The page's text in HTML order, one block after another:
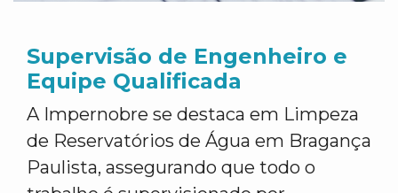
Supervisão de Engenheiro e
Equipe Qualificada
A Impernobre se destaca em Limpeza
de Reservatórios de Água em Bragança
Paulista, assegurando que todo o